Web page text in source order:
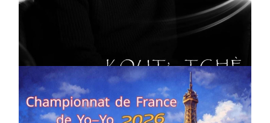
CULTURE
Artiste W2R : Jean Luc ALGER
On